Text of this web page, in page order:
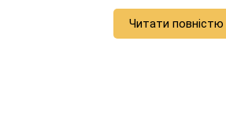
Читати повністю